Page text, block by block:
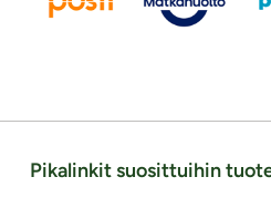
Pikalinkit suosittuihin